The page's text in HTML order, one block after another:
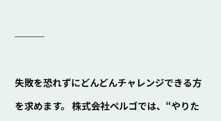
失敗を恐れずにどんどんチャレンジできる方
を求めます。 株式会社ペルゴでは、“やりた